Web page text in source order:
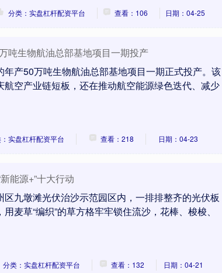
分类：实盘杠杆配资平台 查看：106 日期：04-25
吨生物航油总部基地项目一期投产
产50万吨生物航油总部基地项目一期正式投产。该
空产业链短板，还在推动航空能源绿色迭代、减少
实盘杠杆配资平台 查看：218 日期：04-23
能源+”十大行动
九墩滩光伏治沙示范园区内，一排排整齐的光伏板
麦草“编织”的草方格牢牢锁住流沙，花棒、梭梭、
分类：实盘杠杆配资平台 查看：132 日期：04-21